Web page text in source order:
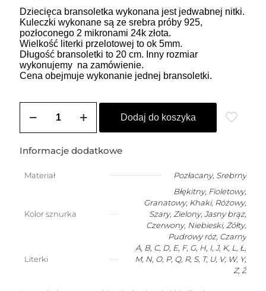
Dziecięca bransoletka wykonana jest jedwabnej nitki.
Kuleczki wykonane są ze srebra próby 925,
pozłoconego 2 mikronami 24k złota.
Wielkość literki przelotowej to ok 5mm.
Długość bransoletki to 20 cm. Inny rozmiar
wykonujemy na zamówienie.
Cena obejmuje wykonanie jednej bransoletki.
Bransoletka
dziecka
10
lat)
literką
Dodaj do koszyka
Informacje dodatkowe
Materiał Pozłacany, Srebrny
Kolor sznurka
Błękitny, Fioletowy,
Granatowy, Khaki, Różowy,
Szary, Zielony, Jasny brąz,
Czerwony, Niebieski, Żółty,
Pudrowy róż, Czarny
Literki
A, B, C, D, E, F, G, H, I, J, K, L, Ł,
M, N, O, P, Q, R, S, T, U, V, W, Y,
Z, Ż